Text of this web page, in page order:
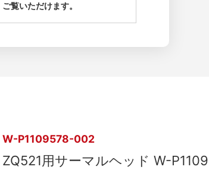
ご覧いただけます。
W-P1109578-002
ZQ521用サーマルヘッド W-